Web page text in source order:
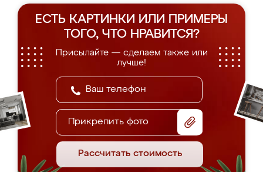
ЕСТЬ КАРТИНКИ ИЛИ ПРИМЕРЫ
ТОГО, ЧТО НРАВИТСЯ?
Присылайте — сделаем также или
лучше!
Прикрепить фото
Рассчитать стоимость